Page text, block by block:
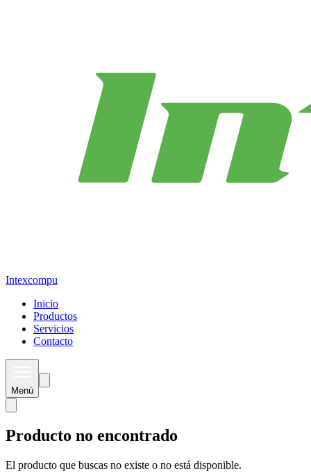
Intexcompu
Inicio
Productos
Servicios
Contacto
Menú
Producto no encontrado
El producto que buscas no existe o no está disponible.